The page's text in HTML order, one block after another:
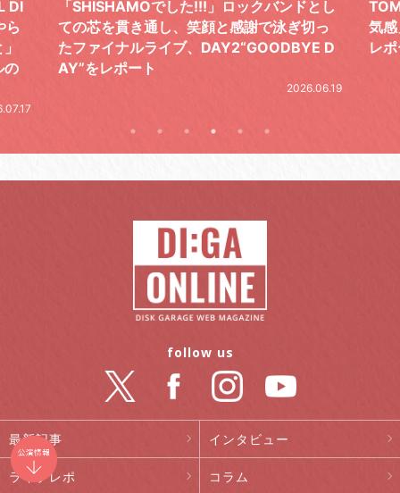
し
っ
D
TOMOO、３台の鍵盤で「6月から7月の空
気感」を鮮やかに描いた、FC限定ライブを
レポート
筋
の
と
最新記事 インタビュー
ライブレポ コラム
follow us